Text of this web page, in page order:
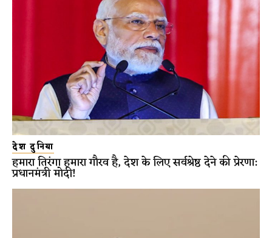
देश दुनिया
हमारा तिरंगा हमारा गौरव है, देश के लिए सर्वश्रेष्ठ देने की प्रेरणा:
प्रधानमंत्री मोदी!